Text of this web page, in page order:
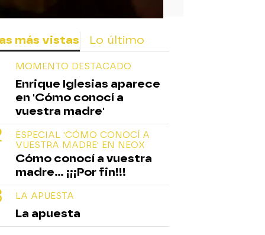
más vistas Lo último
MOMENTO DESTACADO
Enrique Iglesias aparece
en 'Cómo conocí a
vuestra madre'
ESPECIAL 'CÓMO CONOCÍ A
VUESTRA MADRE' EN NEOX
Cómo conocí a vuestra
madre... ¡¡¡Por fin!!!
LA APUESTA
La apuesta